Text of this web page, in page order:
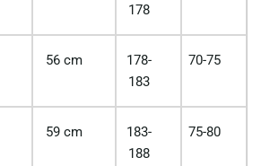
178
56 cm
178-
183
70-75
59 cm
183-
188
75-80